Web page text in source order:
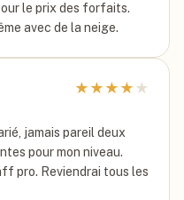
le prix des forfaits.
avec de la neige.
★ ★ ★ ★ ★
jamais pareil deux
pour mon niveau.
pro. Reviendrai tous les